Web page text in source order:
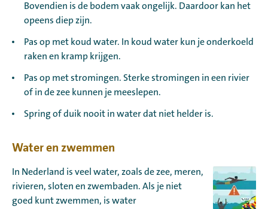
Bovendien is de bodem vaak ongelijk. Daardoor kan het
opeens diep zijn.
Pas op met koud water. In koud water kun je onderkoeld
raken en kramp krijgen.
Pas op met stromingen. Sterke stromingen in een rivier
of in de zee kunnen je meeslepen.
Spring of duik nooit in water dat niet helder is.
Water en zwemmen
In Nederland is veel water, zoals de zee, meren,
rivieren, sloten en zwembaden. Als je niet
goed kunt zwemmen, is water